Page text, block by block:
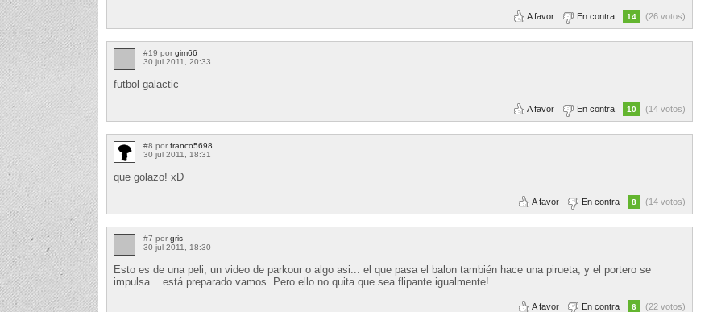
A favor En contra 14 (26 votos)
#19 por gim66
30 jul 2011, 20:33
futbol galactic
A favor En contra 10 (14 votos)
#8 por franco5698
30 jul 2011, 18:31
que golazo! xD
A favor En contra 8 (14 votos)
#7 por gris
30 jul 2011, 18:30
Esto es de una peli, un video de parkour o algo asi... el que pasa el balon también hace una pirueta, y el portero se
impulsa... está preparado vamos. Pero ello no quita que sea flipante igualmente!
A favor En contra 6 (22 votos)